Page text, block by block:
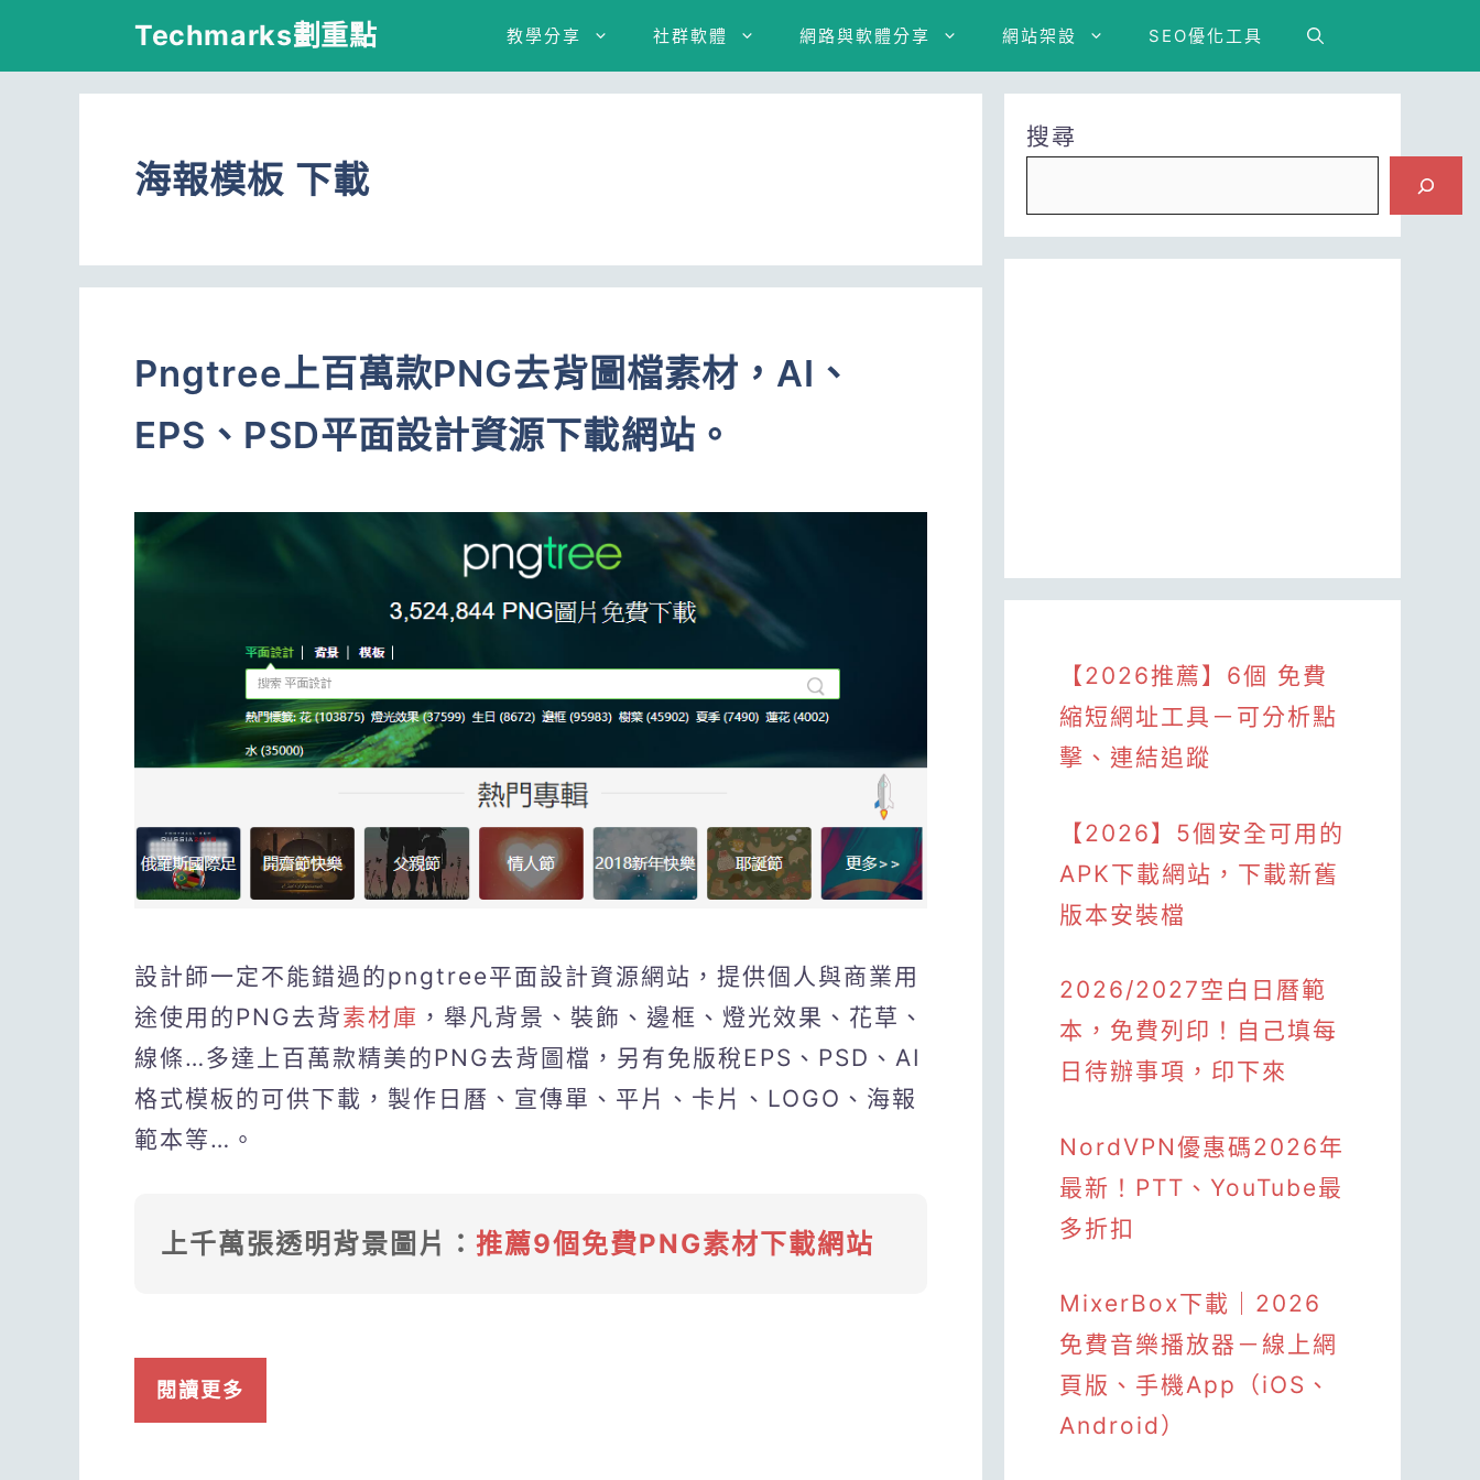
Techmarks劃重點 教學分享 社群軟體 網路與軟體分享 網站架設 SEO優化工具
海報模板 下載
Pngtree上百萬款PNG去背圖檔素材，AI、
EPS、PSD平面設計資源下載網站。
設計師一定不能錯過的pngtree平面設計資源網站，提供個人與商業用
途使用的PNG去背素材庫 ，舉凡背景、裝飾、邊框、燈光效果、花草、
線條…多達上百萬款精美的PNG去背圖檔，另有免版稅EPS、PSD、AI
格式模板的可供下載，製作日曆、宣傳單、平片、卡片、LOGO、海報
範本等…。
上千萬張透明背景圖片： 推薦9個免費PNG素材下載網站
閱讀更多
搜尋
【2026推薦】6個 免費
縮短網址工具－可分析點
擊、連結追蹤
【2026】5個安全可用的
APK下載網站，下載新舊
版本安裝檔
2026/2027空白日曆範
本，免費列印！自己填每
日待辦事項，印下來
NordVPN優惠碼2026年
最新！PTT、YouTube最
多折扣
MixerBox下載｜2026
免費音樂播放器－線上網
頁版、手機App（iOS、
Android）